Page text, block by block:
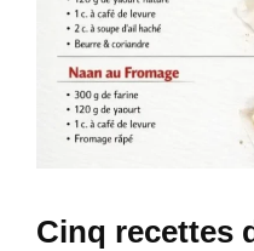
Cinq recettes